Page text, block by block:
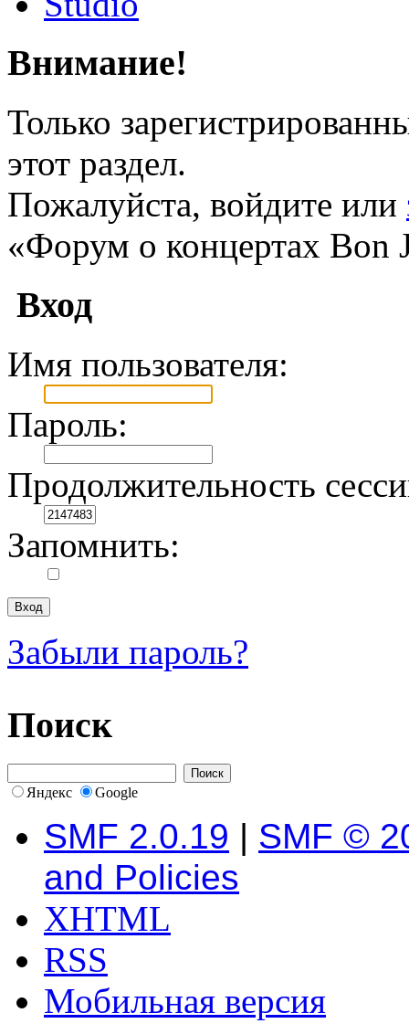
Внимание!
Только
этот раздел.
Пожалуйста, войдите или
«Форум о концертах Bon
Вход
Имя пользователя:
Пароль:
Продолжительность
Запомнить:
Забыли пароль?
Поиск
Яндекс Google
SMF 2.0.19 | SMF ©
and Policies
XHTML
RSS
Мобильная версия